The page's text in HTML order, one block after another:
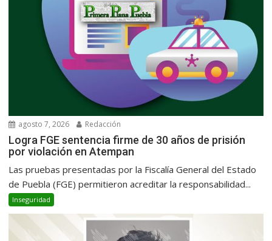
agosto 7, 2026 Redacción
Logra FGE sentencia firme de 30 años de prisión
por violación en Atempan
Las pruebas presentadas por la Fiscalía General del Estado
de Puebla (FGE) permitieron acreditar la responsabilidad...
Inseguridad